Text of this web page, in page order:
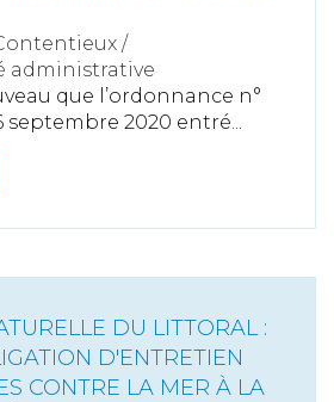
/
administrative
que l’ordonnance n°
septembre 2020 entré...
DU LITTORAL :
D'ENTRETIEN
CONTRE LA MER À LA